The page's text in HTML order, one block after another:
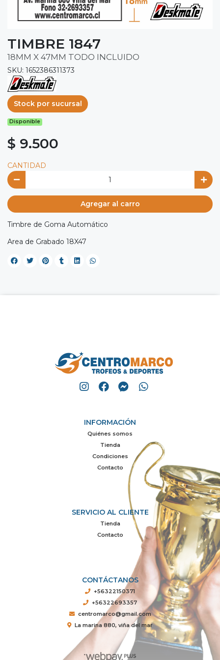
TIMBRE 1847
18MM X 47MM TODO INCLUIDO
SKU: 1652386311373
Stock por sucursal
Disponible
$ 9.500
CANTIDAD
Agregar al carro
Timbre de Goma Automático
Area de Grabado 18X47
INFORMACIÓN
Quiénes somos
Tienda
Condiciones
Contacto
SERVICIO AL CLIENTE
Tienda
Contacto
CONTÁCTANOS
+56322150371
+56322693357
centromarco@gmail.com
La marina 880, viña del mar